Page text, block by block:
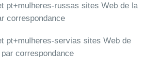
pt+mulheres-russas sites Web de la
correspondance
pt+mulheres-servias sites Web de
correspondance